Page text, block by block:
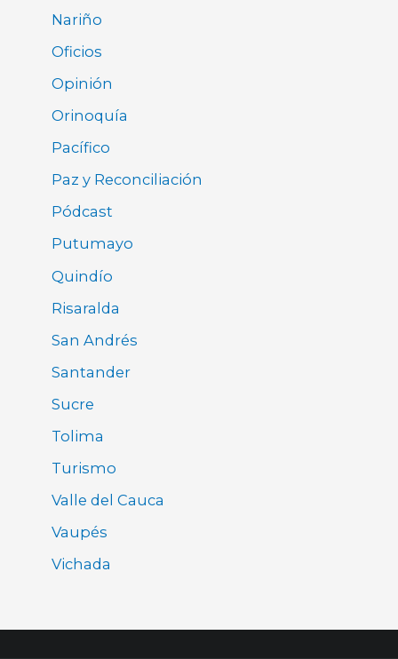
Nariño
Oficios
Opinión
Orinoquía
Pacífico
Paz y Reconciliación
Pódcast
Putumayo
Quindío
Risaralda
San Andrés
Santander
Sucre
Tolima
Turismo
Valle del Cauca
Vaupés
Vichada